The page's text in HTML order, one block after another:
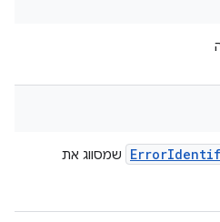
Error
שמסווג את